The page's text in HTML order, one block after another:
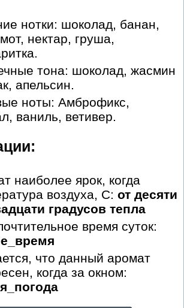
нотки: шоколад, банан,
нектар, груша,
тона: шоколад, жасмин
апельсин.
ноты: Амброфикс,
ваниль, ветивер.
наиболее ярок, когда
воздуха, С: от десяти
градусов тепла
время суток:
что данный аромат
когда за окном: